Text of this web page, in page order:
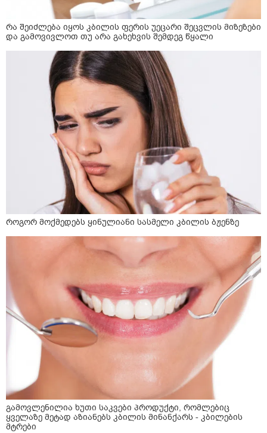
რა შეიძლება იყოს კბილის ფერის უეცარი შეცვლის მიზეზები
და გამოვივლოთ თუ არა გახეხვის შემდეგ წყალი
როგორ მოქმედებს ყინულიანი სასმელი კბილის ბჟენზე
გამოვლენილია ხუთი საკვები პროდუქტი, რომლებიც
ყველაზე მეტად აზიანებს კბილის მინანქარს - კბილების
მტრები